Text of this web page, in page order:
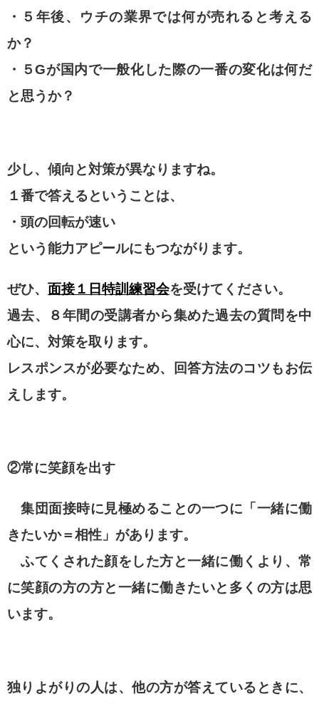
・５年後、ウチの業界では何が売れると考える
か？
・５Gが国内で一般化した際の一番の変化は何だ
と思うか？
少し、傾向と対策が異なりますね。
１番で答えるということは、
・頭の回転が速い
という能力アピールにもつながります。
ぜひ、 面接１日特訓練習会を受けてください。
過去、８年間の受講者から集めた過去の質問を中
心に、対策を取ります。
レスポンスが必要なため、回答方法のコツもお伝
えします。
②常に笑顔を出す
集団面接時に見極めることの一つに 「一緒に働
きたいか＝相性」 があります。
ふてくされた顔をした方と一緒に働くより、常
に笑顔の方の方と一緒に働きたいと多くの方は思
います。
独りよがりの人は、他の方が答えているときに、